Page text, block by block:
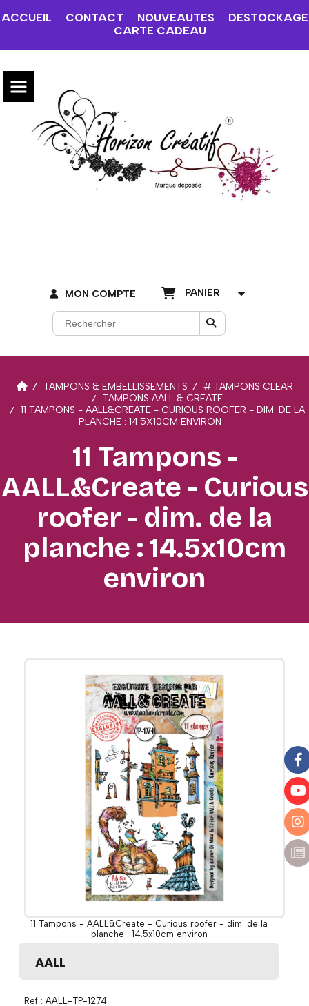
ACCUEIL CONTACT NOUVEAUTES
DESTOCKAGE
CARTE CADEAU
MON COMPTE PANIER
TAMPONS & EMBELLISSEMENTS
# TAMPONS CLEAR
TAMPONS AALL & CREATE
11 TAMPONS - AALL&CREATE - CURIOUS ROOFER - DIM. DE LA
PLANCHE : 14.5X10CM ENVIRON
11 Tampons -
AALL&Create - Curious
roofer - dim. de la
planche : 14.5x10cm
environ
11 Tampons - AALL&Create - Curious roofer - dim. de la
planche : 14.5x10cm environ
AALL
Ref : AALL-TP-1274